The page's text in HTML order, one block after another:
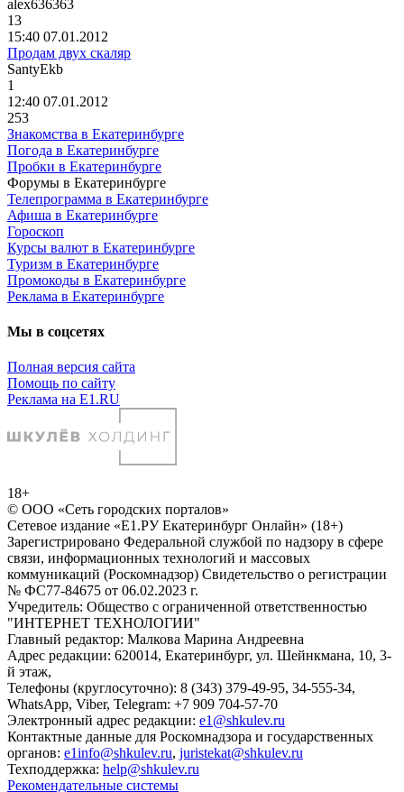
alex636363
13
15:40 07.01.2012
Продам двух скаляр
SantyEkb
1
12:40 07.01.2012
253
Знакомства в Екатеринбурге
Погода в Екатеринбурге
Пробки в Екатеринбурге
Форумы в Екатеринбурге
Телепрограмма в Екатеринбурге
Афиша в Екатеринбурге
Гороскоп
Курсы валют в Екатеринбурге
Туризм в Екатеринбурге
Промокоды в Екатеринбурге
Реклама в Екатеринбурге
Мы в соцсетях
Полная версия сайта
Помощь по сайту
Реклама на E1.RU
18+
© ООО «Сеть городских порталов»
Сетевое издание «Е1.РУ Екатеринбург Онлайн» (18+)
Зарегистрировано Федеральной службой по надзору в сфере
связи, информационных технологий и массовых
коммуникаций (Роскомнадзор) Свидетельство о регистрации
№ ФС77-84675 от 06.02.2023 г.
Учредитель: Общество с ограниченной ответственностью
"ИНТЕРНЕТ ТЕХНОЛОГИИ"
Главный редактор: Малкова Марина Андреевна
Адрес редакции: 620014, Екатеринбург, ул. Шейнкмана, 10, 3-
й этаж,
Телефоны (круглосуточно): 8 (343) 379-49-95, 34-555-34,
WhatsApp, Viber, Telegram: +7 909 704-57-70
Электронный адрес редакции: e1@shkulev.ru
Контактные данные для Роскомнадзора и государственных
органов: e1info@shkulev.ru, juristekat@shkulev.ru
Техподдержка: help@shkulev.ru
Рекомендательные системы